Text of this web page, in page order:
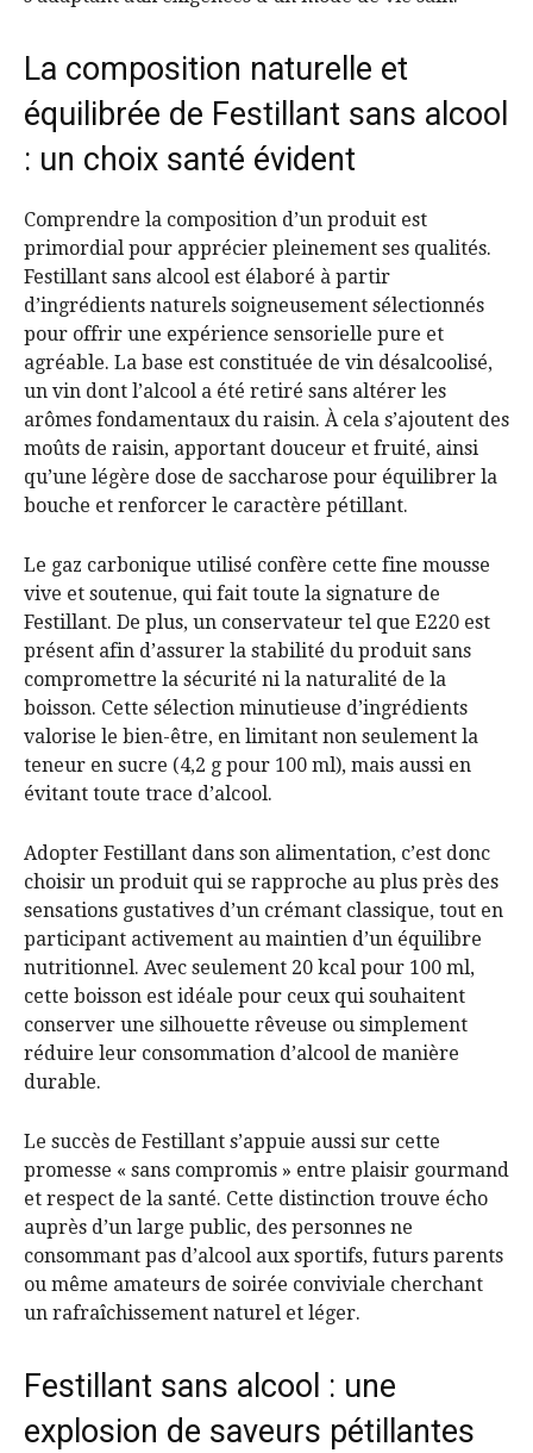
La composition naturelle et
équilibrée de Festillant sans alcool
: un choix santé évident
Comprendre la composition d’un produit est
primordial pour apprécier pleinement ses qualités.
Festillant sans alcool est élaboré à partir
d’ingrédients naturels soigneusement sélectionnés
pour offrir une expérience sensorielle pure et
agréable. La base est constituée de vin désalcoolisé,
un vin dont l’alcool a été retiré sans altérer les
arômes fondamentaux du raisin. À cela s’ajoutent des
moûts de raisin, apportant douceur et fruité, ainsi
qu’une légère dose de saccharose pour équilibrer la
bouche et renforcer le caractère pétillant.
Le gaz carbonique utilisé confère cette fine mousse
vive et soutenue, qui fait toute la signature de
Festillant. De plus, un conservateur tel que E220 est
présent afin d’assurer la stabilité du produit sans
compromettre la sécurité ni la naturalité de la
boisson. Cette sélection minutieuse d’ingrédients
valorise le bien-être, en limitant non seulement la
teneur en sucre (4,2 g pour 100 ml), mais aussi en
évitant toute trace d’alcool.
Adopter Festillant dans son alimentation, c’est donc
choisir un produit qui se rapproche au plus près des
sensations gustatives d’un crémant classique, tout en
participant activement au maintien d’un équilibre
nutritionnel. Avec seulement 20 kcal pour 100 ml,
cette boisson est idéale pour ceux qui souhaitent
conserver une silhouette rêveuse ou simplement
réduire leur consommation d’alcool de manière
durable.
Le succès de Festillant s’appuie aussi sur cette
promesse « sans compromis » entre plaisir gourmand
et respect de la santé. Cette distinction trouve écho
auprès d’un large public, des personnes ne
consommant pas d’alcool aux sportifs, futurs parents
ou même amateurs de soirée conviviale cherchant
un rafraîchissement naturel et léger.
Festillant sans alcool : une
explosion de saveurs pétillantes